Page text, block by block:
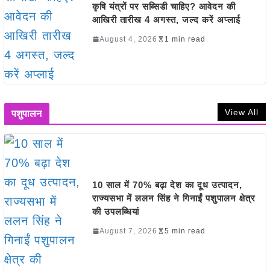
कृषि यंत्रों पर सब्सिडी चाहिए? आवेदन की
आखिरी तारीख 4 अगस्त, जल्द करें अप्लाई
August 4, 2026 1 min read
पशुपालन View All
10 साल में 70% बढ़ा देश का दूध उत्पादन,
राज्यसभा में ललन सिंह ने गिनाईं पशुपालन क्षेत्र
की उपलब्धियां
August 7, 2026 5 min read